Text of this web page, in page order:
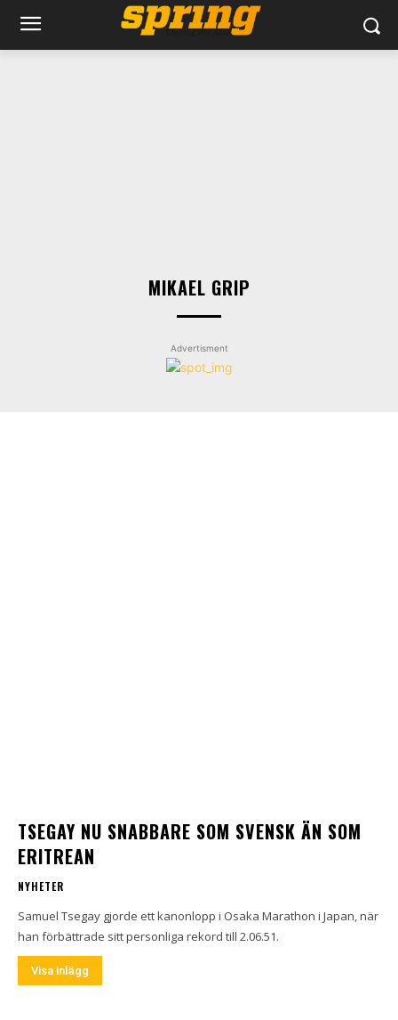
MIKAEL GRIP
Advertisment
TSEGAY NU SNABBARE SOM SVENSK ÄN SOM
ERITREAN
NYHETER
Samuel Tsegay gjorde ett kanonlopp i Osaka Marathon i Japan, när
han förbättrade sitt personliga rekord till 2.06.51.
Visa inlägg